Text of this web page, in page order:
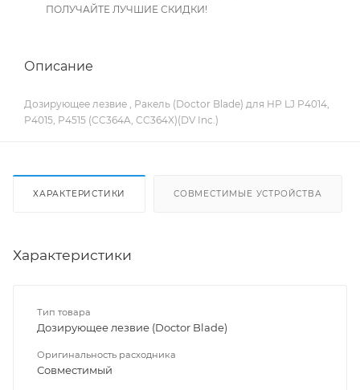
ПОЛУЧАЙТЕ ЛУЧШИЕ СКИДКИ!
Описание
Дозирующее лезвие , Ракель (Doctor Blade) для HP LJ P4014,
P4015, P4515 (CC364A, CC364X)(DV Inc.)
ХАРАКТЕРИСТИКИ СОВМЕСТИМЫЕ УСТРОЙСТВА
Характеристики
Тип товара
Дозирующее лезвие (Doctor Blade)
Оригинальность расходника
Совместимый